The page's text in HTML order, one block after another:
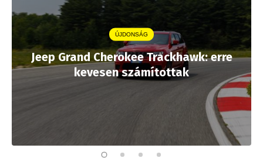
ÚJDONSÁG
Jeep Grand Cherokee Trackhawk: erre
kevesen számítottak